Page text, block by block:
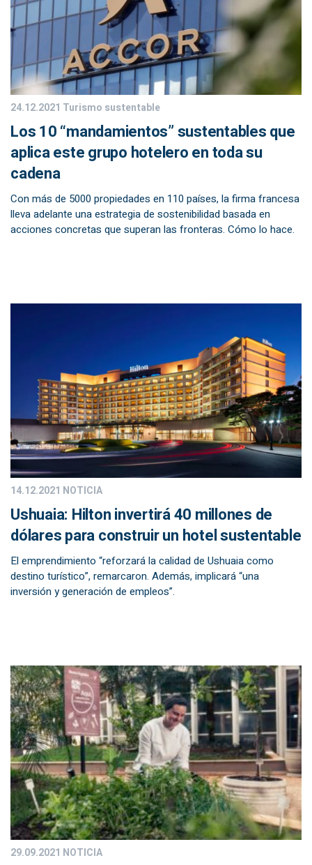
24.12.2021 Turismo sustentable
Los 10 “mandamientos” sustentables que
aplica este grupo hotelero en toda su
cadena
Con más de 5000 propiedades en 110 países, la firma francesa
lleva adelante una estrategia de sostenibilidad basada en
acciones concretas que superan las fronteras. Cómo lo hace.
14.12.2021 NOTICIA
Ushuaia: Hilton invertirá 40 millones de
dólares para construir un hotel sustentable
El emprendimiento “reforzará la calidad de Ushuaia como
destino turístico”, remarcaron. Además, implicará “una
inversión y generación de empleos”.
29.09.2021 NOTICIA